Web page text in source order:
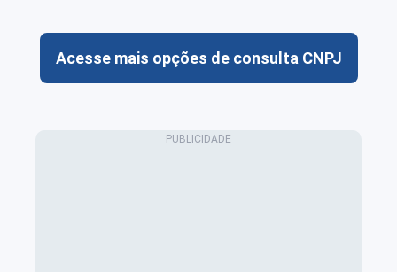
Acesse mais opções de consulta CNPJ